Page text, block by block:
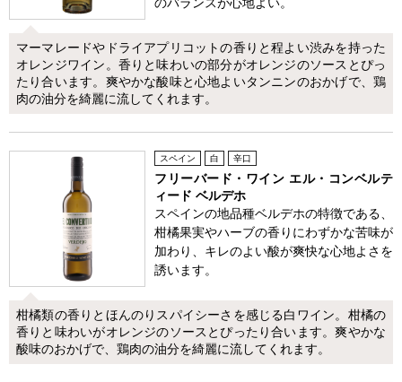
のバランスが心地よい。
マーマレードやドライアプリコットの香りと程よい渋みを持った
オレンジワイン。香りと味わいの部分がオレンジのソースとぴっ
たり合います。爽やかな酸味と心地よいタンニンのおかげで、鶏
肉の油分を綺麗に流してくれます。
スペイン 白 辛口
フリーバード・ワイン エル・コンベルテ
ィード ベルデホ
スペインの地品種ベルデホの特徴である、
柑橘果実やハーブの香りにわずかな苦味が
加わり、キレのよい酸が爽快な心地よさを
誘います。
柑橘類の香りとほんのりスパイシーさを感じる白ワイン。柑橘の
香りと味わいがオレンジのソースとぴったり合います。爽やかな
酸味のおかげで、鶏肉の油分を綺麗に流してくれます。